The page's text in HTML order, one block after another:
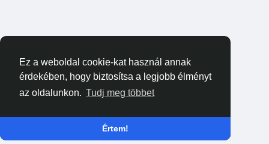
Ez a weboldal cookie-kat használ annak
érdekében, hogy biztosítsa a legjobb élményt
az oldalunkon. Tudj meg többet
Értem!